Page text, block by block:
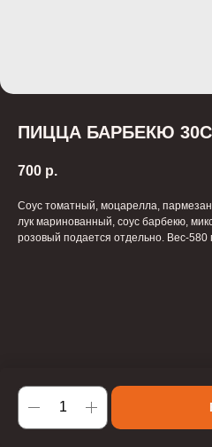
ПИЦЦА БАРБЕКЮ
700 р.
Соус томатный, моцарелла, пармезан,
лук маринованный, соус барбекю,
розовый подается отдельно. Вес-580